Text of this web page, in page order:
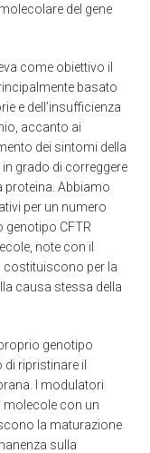
del gene
come obiettivo il
basato
e dell’insufficienza
accanto ai
dei sintomi della
grado di correggere
proteina. Abbiamo
per un numero
genotipo CFTR
note con il
costituiscono per la
causa stessa della
genotipo
ripristinare il
I modulatori
molecole con un
la maturazione
sulla